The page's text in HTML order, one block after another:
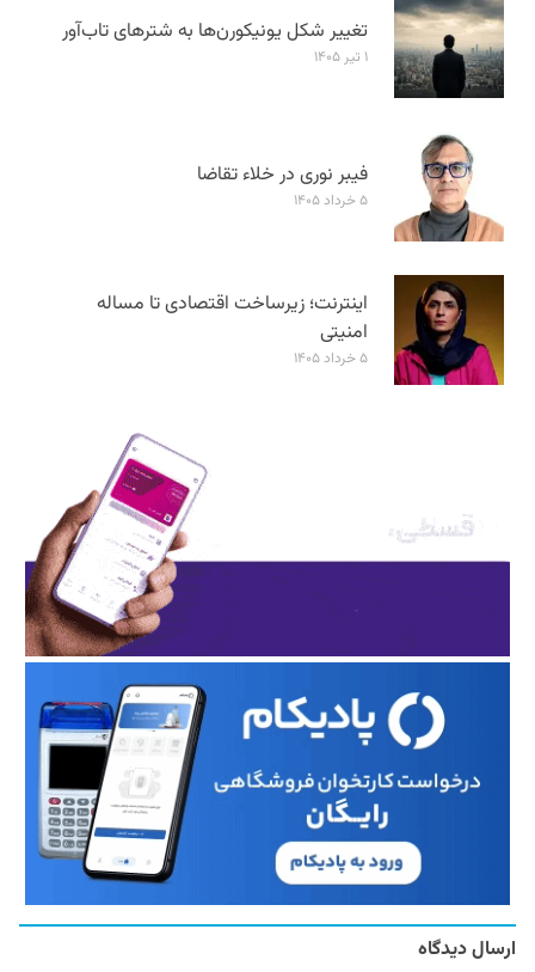
تغییر شکل یونیکورن‌ها به شترهای تاب‌آور
۱ تیر ۱۴۰۵
فیبر نوری در خلاء تقاضا
۵ خرداد ۱۴۰۵
اینترنت؛ زیرساخت اقتصادی تا مساله
امنیتی
۵ خرداد ۱۴۰۵
ارسال دیدگاه